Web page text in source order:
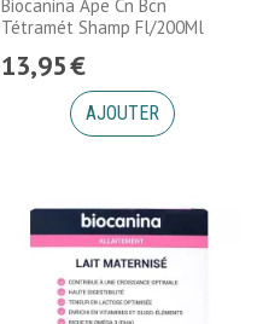
Biocanina Ape Cn Bcn
Tétramét Shamp Fl/200Ml
13,95€
AJOUTER